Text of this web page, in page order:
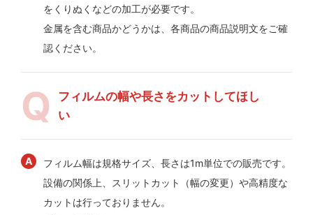
をくりぬくなどの加工が必要です。
金属を含む商品かどうかは、各商品の商品説明文をご確
認ください。
フィルムの幅や長さをカットしてほし
い
フィルム幅は規格サイズ、長さは1m単位での販売です。
設備の関係上、スリットカット（幅の変更）や高精度な
カットは行っておりません。